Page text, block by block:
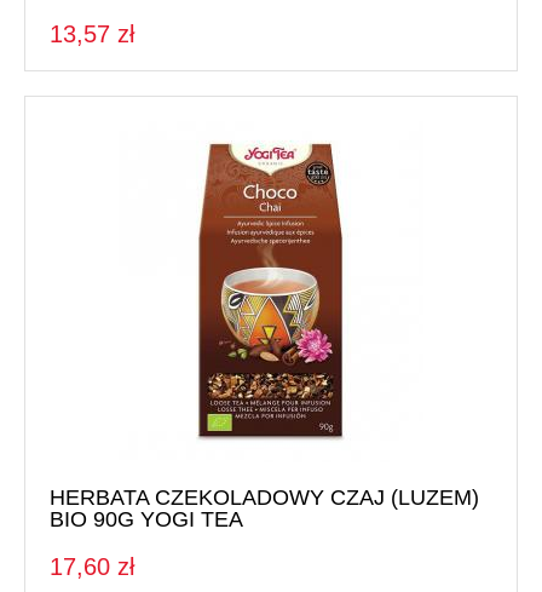
13,57 zł
HERBATA CZEKOLADOWY CZAJ (LUZEM)
BIO 90G YOGI TEA
17,60 zł